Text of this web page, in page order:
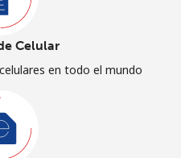
Celular
en todo el mundo